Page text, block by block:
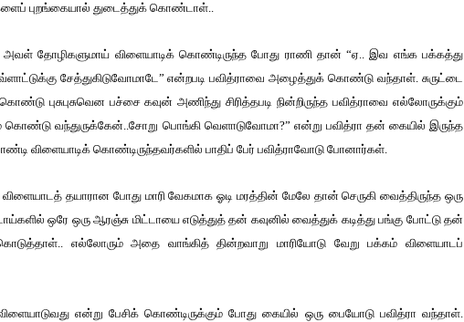
புறங்கையால் துடைத்துக் கொண்டாள்..
அவள் தோழிகளுமாய் விளையாடிக் கொண்டிருந்த போது ராணி தான் “ஏ.. இவ எங்க பக்கத்து
வ்ளாட்டுக்கு சேத்துகிடுவோமாடே” என்றபடி பவித்ராவை அழைத்துக் கொண்டு வந்தாள். சுருட்டை
புசுபுசுவென பச்சை கவுன் அணிந்து சிரித்தபடி நின்றிருந்த பவித்ராவை எல்லோருக்கும்
கொண்டு வந்துருக்கேன்..சோறு பொங்கி வெளாடுவோமா?” என்று பவித்ரா தன் கையில் இருந்த
விளையாடிக் கொண்டிருந்தவர்களில் பாதிப் பேர் பவித்ராவோடு போனார்கள்.
தயாரான போது மாரி வேகமாக ஓடி மரத்தின் மேலே தான் செருகி வைத்திருந்த ஒரு
ஒரே ஒரு ஆரஞ்சு மிட்டாயை எடுத்துத் தன் கவுனில் வைத்துக் கடித்து பங்கு போட்டு தன்
கொடுத்தாள்.. எல்லோரும் அதை வாங்கித் தின்றவாறு மாரியோடு வேறு பக்கம் விளையாடப்
என்று பேசிக் கொண்டிருக்கும் போது கையில் ஒரு பையோடு பவித்ரா வந்தாள்.